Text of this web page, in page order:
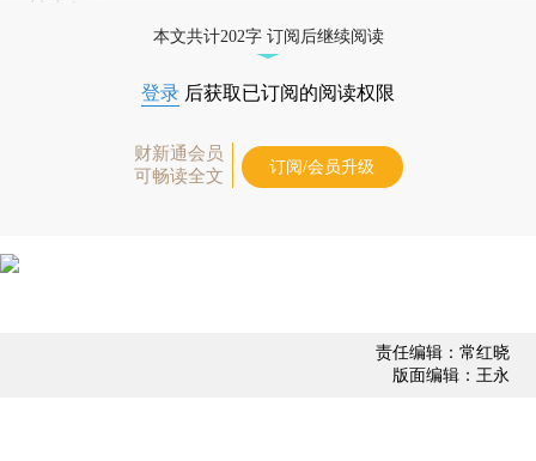
本文共计202字 订阅后继续阅读
登录 后获取已订阅的阅读权限
财新通会员
可畅读全文
订阅/会员升级
责任编辑：常红晓
版面编辑：王永